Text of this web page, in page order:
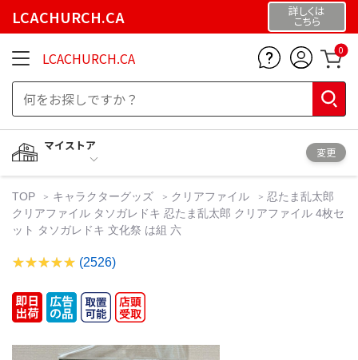
LCACHURCH.CA 詳しくは
こちら
LCACHURCH.CA 0
マイストア
変更
TOP キャラクターグッズ クリアファイル
忍たま乱太郎
クリアファイル タソガレドキ 忍たま乱太郎 クリアファイル 4枚セ
ット タソガレドキ 文化祭 は組 六
(2526)